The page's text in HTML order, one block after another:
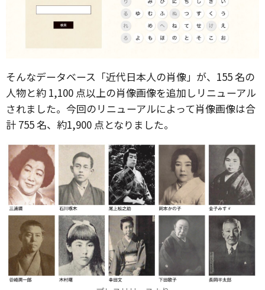
そんなデータベース「近代日本人の肖像」が、155 名の
人物と約 1,100 点以上の肖像画像を追加しリニューアル
されました。今回のリニューアルによって肖像画像は合
計 755 名、約1,900 点となりました。